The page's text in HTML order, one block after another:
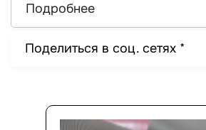
Подробнее
Поделиться в соц. сетях *